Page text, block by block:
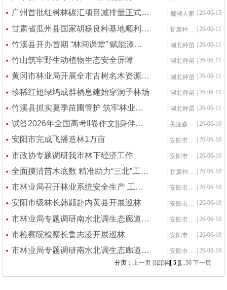
广州首批红树林碳汇项目减排量正式签发 鄱湖人家 | 26-06-15
甘肃省瓜州县国家胡杨良种基地顺利通过2025年度省级考核 | 甘肃种苗站 | 26-06-11
竹溪县开办首期 “林间课堂” 赋能漆树产业提质增效 | 湖北种苗 | 26-06-11
竹山筑牢野生动植物生态安全屏障 湖北种苗 | 26-06-11
黄冈市林业局开展全市古树名木资源普查技术培训 湖北种苗 | 26-06-11
珍稀红翅绿鸠成群栖息建始穿洞子林场 | 湖北种苗 | 26-06-11
竹溪县抓实夏季苗圃管护 筑牢林业项目苗木供应保障 | 湖北种苗 | 26-06-11
试答2026年全国高考Ⅱ卷作文||身伴苍峦四十春，本心如炬夕照明 关注森林资讯 | 26-06-10
安阳市完成飞播造林1万亩 | 26-06-10
市政协专题调研我市林下经济工作 | 安阳市种苗站 | 26-06-10
全面摸清苗木底数 精准助力“三北”工程苗木保障 | 甘肃种苗站 | 26-06-10
市林业局召开林业系统安全生产 工作视频会议 安阳市种苗站 | 26-06-10
安阳市级林长韩颢赴内黄县开展巡林 | 26-06-10
市林业局专题调研南水北调生态廊道 与国土绿化项目建设 | 安阳市种苗站 | 26-06-10
市检察院检察长鲁志凌开展巡林 | 安阳市种苗站 | 26-06-10
市林业局专题调研南水北调生态廊道中幼林 抚育和生态廊道问题图斑整改工作 安阳市种苗站
| 26-06-10
分页： 上一页 1 234 [ 5 ] ...50 下一页